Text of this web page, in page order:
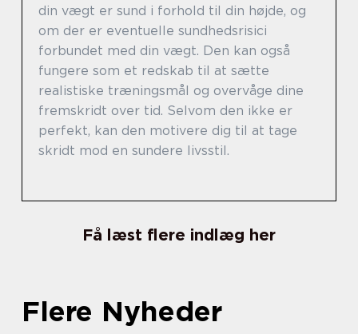
din vægt er sund i forhold til din højde, og
om der er eventuelle sundhedsrisici
forbundet med din vægt. Den kan også
fungere som et redskab til at sætte
realistiske træningsmål og overvåge dine
fremskridt over tid. Selvom den ikke er
perfekt, kan den motivere dig til at tage
skridt mod en sundere livsstil.
Få læst flere indlæg her
Flere Nyheder